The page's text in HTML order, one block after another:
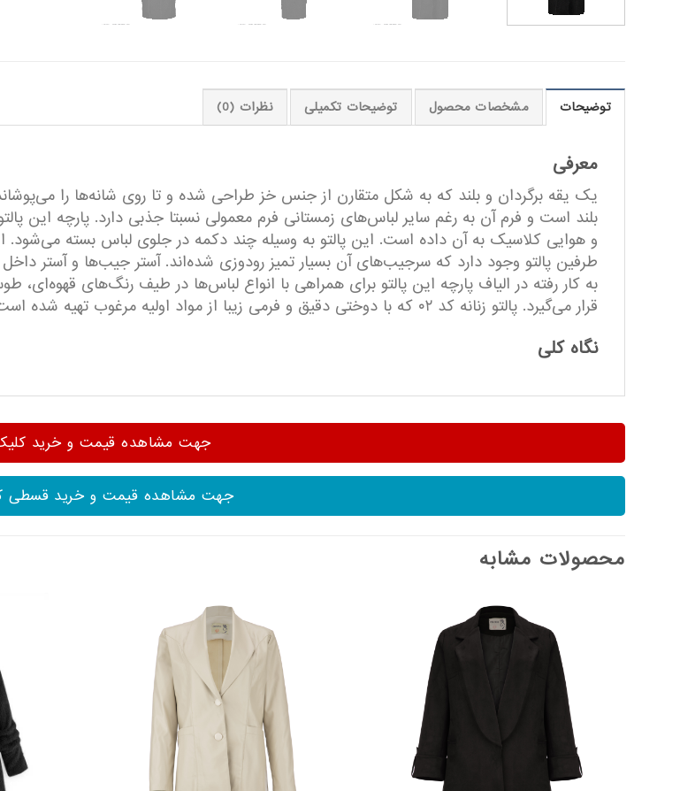
توضیحات مشخصات محصول توضیحات تکمیلی نظرات (0)
معرفی
یک یقه برگردان و بلند که به شکل متقارن از جنس خز طراحی شده و تا روی شانه‌ها را
بلند است و فرم آن به رغم سایر لباس‌های زمستانی فرم معمولی نسبتا جذبی دارد. پارچه این
و هوایی کلاسیک به آن داده است. این پالتو به وسیله چند دکمه در جلوی لباس بسته می‌شود.
طرفین پالتو وجود دارد که سرجیب‌های آن بسیار تمیز رودوزی شده‌اند. آستر جیب‌ها و آستر
به کار رفته در الیاف پارچه این پالتو برای همراهی با انواع لباس‌ها در طیف رنگ‌های
قرار می‌گیرد. پالتو زنانه کد ۰۲ که با دوختی دقیق و فرمی زیبا از مواد اولیه مرغوب تهیه شده است.
نگاه کلی
جهت مشاهده قیمت و خرید
جهت مشاهده قیمت و خرید قسطی
محصولات مشابه